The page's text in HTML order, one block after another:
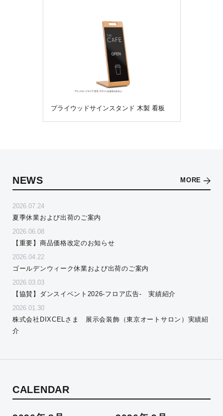
プライウッドサインスタンド 木製 看板
NEWS MORE
2026.07.24
夏季休業および出荷のご案内
2026.06.08
【重要】商品価格改定のお知らせ
2026.04.22
ゴールデンウィーク休業および出荷のご案内
2026.03.03
【協賛】ダンスイベント2026-フロア広告- 実績紹介
2026.01.30
株式会社DIXCELさま 展示会装飾（東京オートサロン）実績紹
介
CALENDAR